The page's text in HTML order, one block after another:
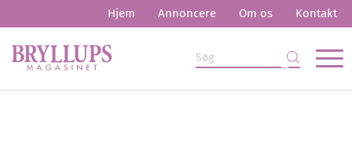
Hjem Annoncere Om os Kontakt